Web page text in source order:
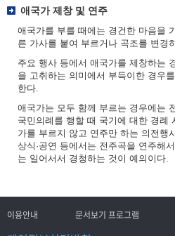
애국가 제창 및 연주
애국가를 부를 때에는 경건한 마음을
른 가사를 붙여 부르거나 곡조를 변경
주요 행사 등에서 애국가를 제창하는
을 고취하는 의미에서 부득이한 경우
한다.
애국가는 모두 함께 부르는 경우에는
국민의례를 행할 때 국기에 대한 경례
가를 부르지 않고 연주만 하는 의전행
상식·공연 등에서는 전주곡을 연주해
는 일어서서 경청하는 것이 예의이다.
이용안내 문서보기 프로그램